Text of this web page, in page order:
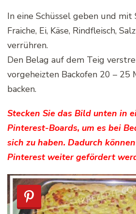
In eine Schüssel geben und mit
Fraiche, Ei, Käse, Rindfleisch,
verrühren.
Den Belag auf dem Teig
vorgeheizten Backofen 20 – 25
backen.
Stecken Sie das Bild unten in
Pinterest-Boards, um es bei
sich zu haben. Dadurch
Pinterest weiter gefördert